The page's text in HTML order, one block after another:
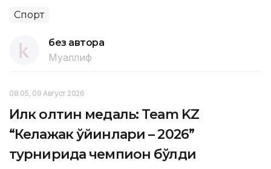
Спорт
без автора
Муаллиф
08:05, 09 Август 2026
Илк олтин медаль: Team KZ
“Келажак ўйинлари – 2026”
турнирида чемпион бўлди